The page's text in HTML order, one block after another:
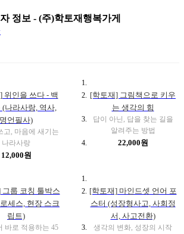
정보 - (주)학토재행복가게
위인을 쓰다 - 백
(나라사랑, 역사,
명언필사)
고, 마음에 새기는
나라사랑
12,000원
[학토재] 그림책으로 키우
는 생각의 힘
답이 아닌, 답을 찾는 길을
알려주는 방법
22,000원
그룹 코칭 툴박스
세스, 현장 스크
립트)
바로 적용하는 45
[학토재] 마인드셋 언어 포
스터 (성장형사고, 사회정
서, 사고전환)
생각의 변화, 성장의 시작